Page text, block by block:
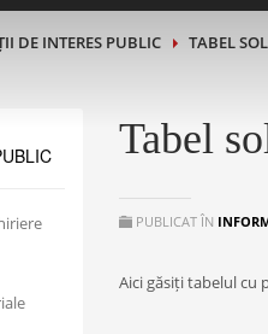
DE INTERES PUBLIC TABEL
Tabel
PUBLICAT ÎN
Aici găsiți tabelul cu